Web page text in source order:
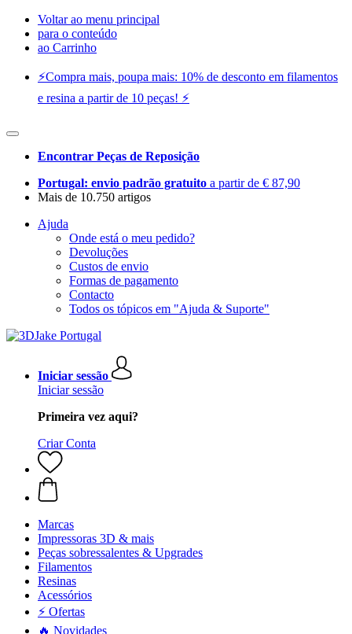
Voltar ao menu principal
para o conteúdo
ao Carrinho
⚡️Compra mais, poupa mais: 10% de desconto em filamentos
e resina a partir de 10 peças! ⚡️
Encontrar Peças de Reposição
Portugal: envio padrão gratuito a partir de € 87,90
Mais de 10.750 artigos
Ajuda
Onde está o meu pedido?
Devoluções
Custos de envio
Formas de pagamento
Contacto
Todos os tópicos em "Ajuda & Suporte"
Iniciar sessão
Iniciar sessão
Primeira vez aqui?
Criar Conta
Marcas
Impressoras 3D & mais
Peças sobressalentes & Upgrades
Filamentos
Resinas
Acessórios
⚡ Ofertas
🔥 Novidades